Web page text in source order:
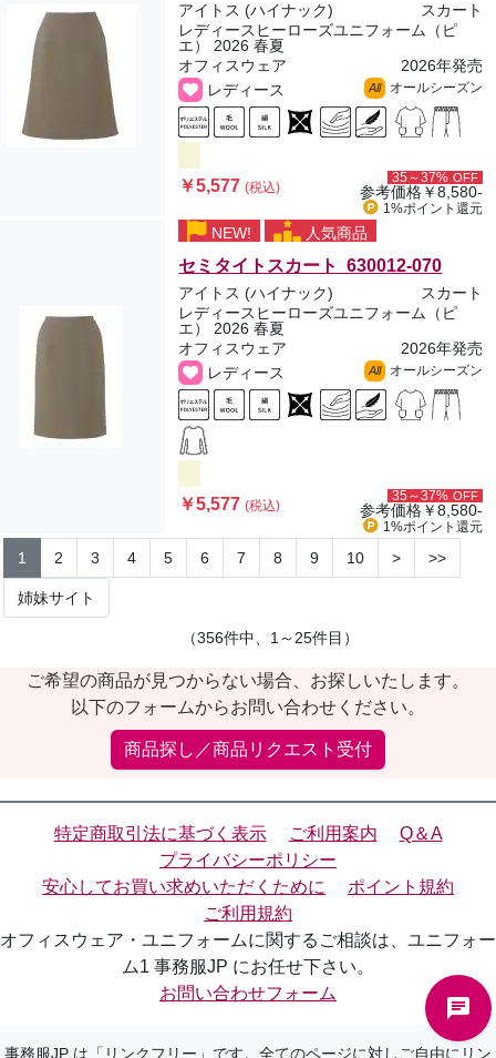
アイトス (ハイナック)
スカート
レディースヒーローズユニフォーム（ピ
エ） 2026 春夏
オフィスウェア
2026年発売
レディース
All オールシーズン
￥5,577(税込)
35～37% OFF
参考価格￥8,580-
1%ポイント 還元
NEW! 人気商品
セミタイトスカート 630012-070
アイトス (ハイナック)
スカート
レディースヒーローズユニフォーム（ピ
エ） 2026 春夏
オフィスウェア
2026年発売
レディース
All オールシーズン
￥5,577(税込)
35～37% OFF
参考価格￥8,580-
1%ポイント 還元
1 2 3 4 5 6 7 8 9 10 > >>
姉妹サイト
（356件中、1～25件目）
ご希望の商品が見つからない場合、お探しいたします。
以下のフォームからお問い合わせください。
商品探し／商品リクエスト受付
特定商取引法に基づく表示 ご利用案内
Q＆A
プライバシーポリシー
安心してお買い求めいただくために
ポイント規約
ご利用規約
オフィスウェア・ユニフォームに関するご相談は、ユニフォー
ム1 事務服JP にお任せ下さい。
お問い合わせフォーム
事務服JP は「リンクフリー」です。全てのページに対しご自由にリン